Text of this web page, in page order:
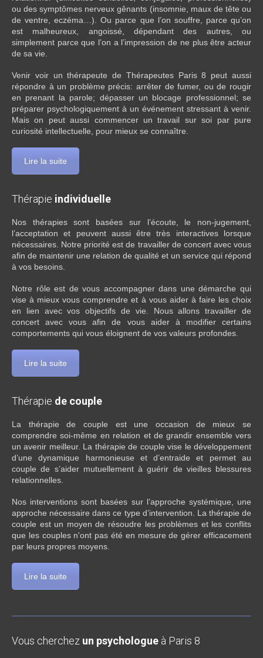
ou des symptômes nerveux gênants (insomnie, maux de tête ou
de ventre, eczéma…). Ou parce que l’on souffre, parce qu’on
est malheureux, angoissé, dépendant des autres, ou
simplement parce que l’on a l’impression de ne plus être acteur
de sa vie.
Venir voir un thérapeute de Thérapeutes Paris 8 peut aussi
répondre à un problème précis: arrêter de fumer, ou de rougir
en prenant la parole; dépasser un blocage professionnel; se
préparer psychologiquement à un événement stressant à venir.
Mais on peut aussi commencer un travail sur soi par pure
curiosité intellectuelle, pour mieux se connaître.
Lire la suite
Thérapie individuelle
Nos thérapies sont basées sur l’écoute, le non-jugement,
l’acceptation et peuvent aussi être très interactives lorsque
nécessaires. Notre priorité est de travailler de concert avec vous
afin de maintenir une relation de qualité et un service qui répond
à vos besoins.
Notre rôle est de vous accompagner dans une démarche qui
vise à mieux vous comprendre et à vous aider à faire les choix
en lien avec vos objectifs de vie. Nous allons travailler de
concert avec vous afin de vous aider à modifier certains
comportements qui vous éloignent de vos valeurs profondes.
Lire la suite
Thérapie de couple
La thérapie de couple est une occasion de mieux se
comprendre soi-même en relation et de grandir ensemble vers
un avenir meilleur. La thérapie de couple vise le développement
d’une dynamique harmonieuse et d’entraide et permet au
couple de s’aider mutuellement à guérir de vieilles blessures
relationnelles.
Nos interventions sont basées sur l’approche systémique, une
approche nécessaire dans ce type d’intervention. La thérapie de
couple est un moyen de résoudre les problèmes et les conflits
que les couples n'ont pas été en mesure de gérer efficacement
par leurs propres moyens.
Lire la suite
Vous cherchez un psychologue à Paris 8